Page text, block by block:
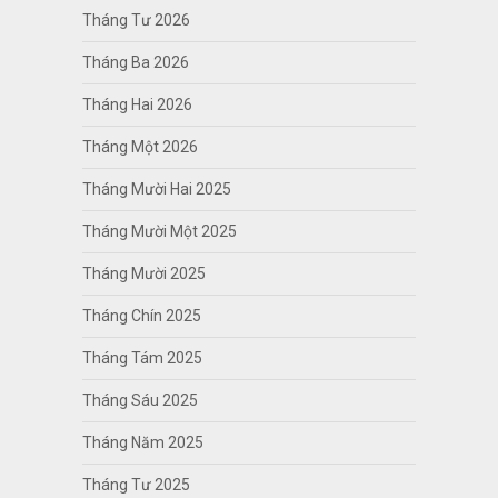
Tháng Tư 2026
Tháng Ba 2026
Tháng Hai 2026
Tháng Một 2026
Tháng Mười Hai 2025
Tháng Mười Một 2025
Tháng Mười 2025
Tháng Chín 2025
Tháng Tám 2025
Tháng Sáu 2025
Tháng Năm 2025
Tháng Tư 2025